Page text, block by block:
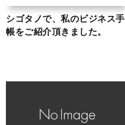
シゴタノで、私のビジネス手
帳をご紹介頂きました。